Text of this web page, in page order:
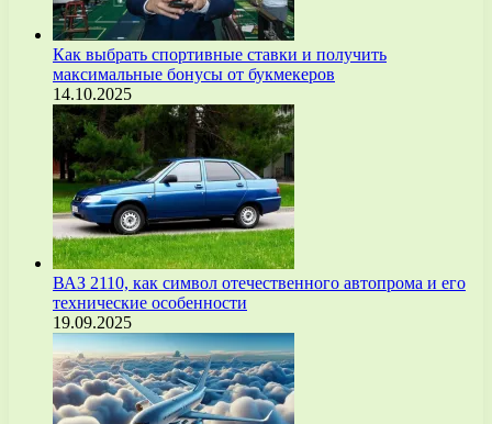
Как выбрать спортивные ставки и получить
максимальные бонусы от букмекеров
14.10.2025
ВАЗ 2110, как символ отечественного автопрома и его
технические особенности
19.09.2025